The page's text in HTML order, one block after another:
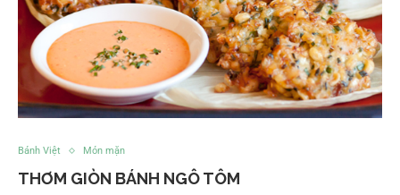
Bánh Việt Món mặn
THƠM GIÒN BÁNH NGÔ TÔM